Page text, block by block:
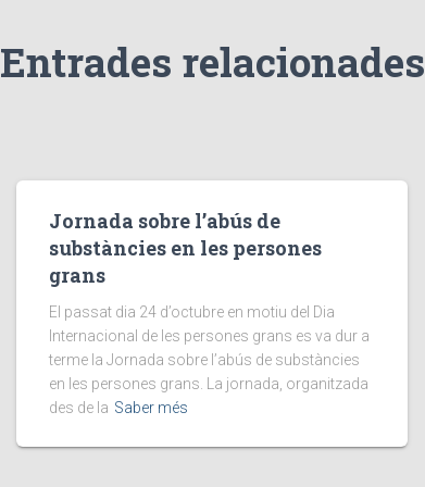
Entrades relacionades
Jornada sobre l’abús de
substàncies en les persones
grans
El passat dia 24 d’octubre en motiu del Dia
Internacional de les persones grans es va dur a
terme la Jornada sobre l’abús de substàncies
en les persones grans. La jornada, organitzada
des de la Saber més